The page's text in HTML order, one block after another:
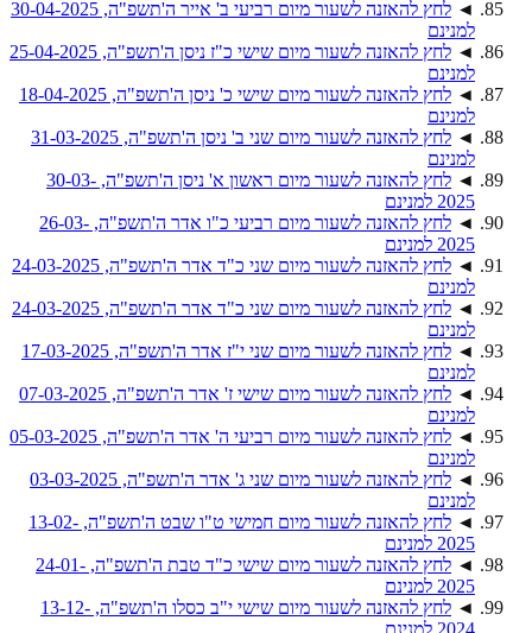
◄
לחץ להאזנה לשעור מיום רביעי ב' אייר ה'תשפ"ה, 30-04-2025
למנינם
◄
לחץ להאזנה לשעור מיום שישי כ"ז ניסן ה'תשפ"ה, 25-04-2025
למנינם
◄
לחץ להאזנה לשעור מיום שישי כ' ניסן ה'תשפ"ה, 18-04-2025
למנינם
◄
לחץ להאזנה לשעור מיום שני ב' ניסן ה'תשפ"ה, 31-03-2025
למנינם
◄
לחץ להאזנה לשעור מיום ראשון א' ניסן ה'תשפ"ה, 30-03-
2025 למנינם
◄
לחץ להאזנה לשעור מיום רביעי כ"ו אדר ה'תשפ"ה, 26-03-
2025 למנינם
◄
לחץ להאזנה לשעור מיום שני כ"ד אדר ה'תשפ"ה, 24-03-2025
למנינם
◄
לחץ להאזנה לשעור מיום שני כ"ד אדר ה'תשפ"ה, 24-03-2025
למנינם
◄
לחץ להאזנה לשעור מיום שני י"ז אדר ה'תשפ"ה, 17-03-2025
למנינם
◄
לחץ להאזנה לשעור מיום שישי ז' אדר ה'תשפ"ה, 07-03-2025
למנינם
◄
לחץ להאזנה לשעור מיום רביעי ה' אדר ה'תשפ"ה, 05-03-2025
למנינם
◄
לחץ להאזנה לשעור מיום שני ג' אדר ה'תשפ"ה, 03-03-2025
למנינם
◄
לחץ להאזנה לשעור מיום חמישי ט"ו שבט ה'תשפ"ה, 13-02-
2025 למנינם
◄
לחץ להאזנה לשעור מיום שישי כ"ד טבת ה'תשפ"ה, 24-01-
2025 למנינם
◄
לחץ להאזנה לשעור מיום שישי י"ב כסלו ה'תשפ"ה, 13-12-
2024 למנינם